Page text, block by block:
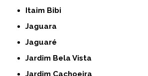
Itaim Bibi
Jaguara
Jaguaré
Jardim Bela Vista
Jardim Cachoeira